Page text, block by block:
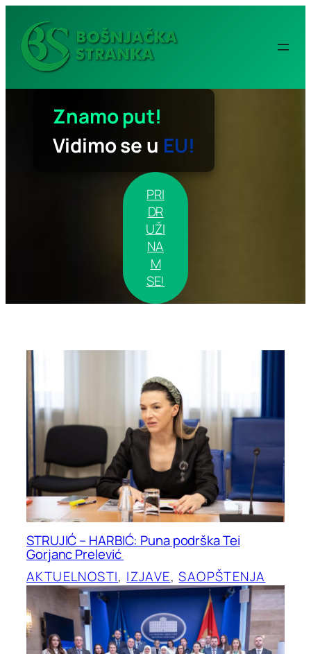
sadržaj
Znamo put!
Vidimo se u EU!
PRI
DR
UŽI
NA
M
SE!
STRUJIĆ – HARBIĆ: Puna podrška Tei
Gorjanc Prelević
AKTUELNOSTI, IZJAVE, SAOPŠTENJA